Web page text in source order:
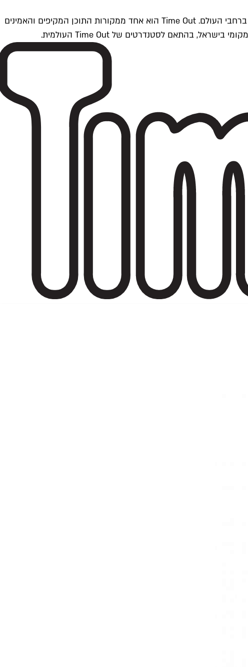
Time Outתל אביב הוא חלק מרשת Time Out Global — רשת מדיה בינלאומית הפועלת ב-360 ערים מרכזיות וב-60 מדינות ברחבי העולם. Time Out הוא אחד ממקורות התוכן המקיפים והאמינים